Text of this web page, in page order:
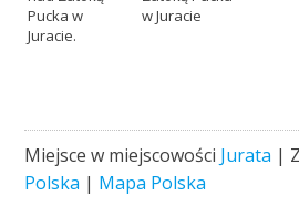
Pucka w
Juracie.
w Juracie
Miejsce w miejscowości Jurata |
Polska | Mapa Polska